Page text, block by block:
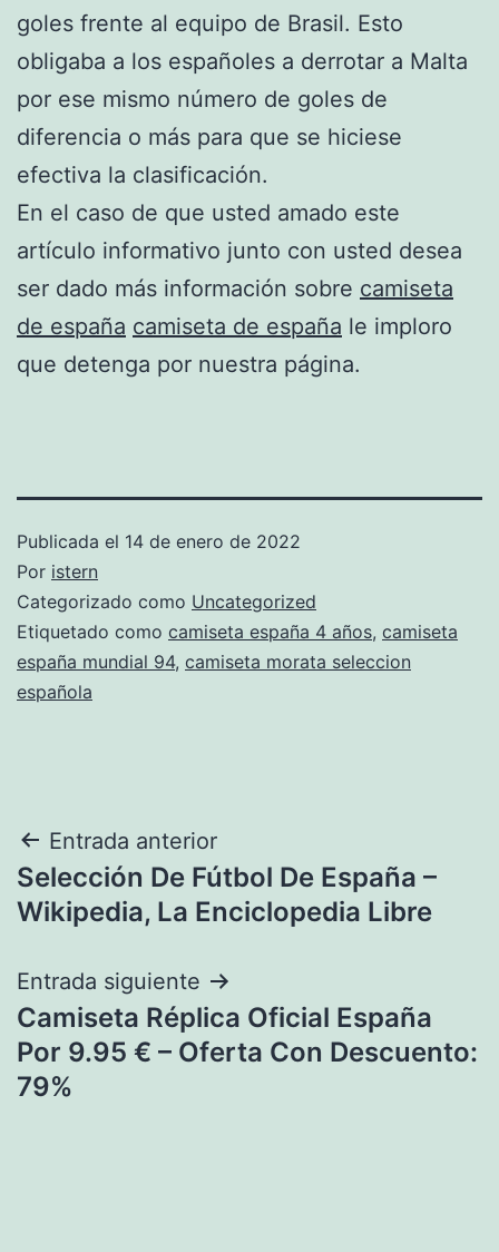
goles frente al equipo de Brasil. Esto
obligaba a los españoles a derrotar a Malta
por ese mismo número de goles de
diferencia o más para que se hiciese
efectiva la clasificación.
En el caso de que usted amado este
artículo informativo junto con usted desea
ser dado más información sobre camiseta
de españa camiseta de españa le imploro
que detenga por nuestra página.
Publicada el 14 de enero de 2022
Por istern
Categorizado como Uncategorized
Etiquetado como camiseta españa 4 años, camiseta
españa mundial 94, camiseta morata seleccion
española
Navegación
de
Entrada anterior
Selección De Fútbol De España –
Wikipedia, La Enciclopedia Libre
Entrada siguiente
Camiseta Réplica Oficial España
Por 9.95 € – Oferta Con Descuento:
79%